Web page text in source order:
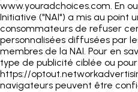
www.youradchoices.com. En
Initiative ("NAI") a mis au point
consommateurs de refuser
personnalisées diffusées par
membres de la NAI. Pour en
type de publicité ciblée ou
https://
navigateurs peuvent être